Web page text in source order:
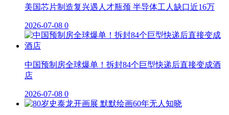
美国芯片制造复兴遇人才瓶颈 半导体工人缺口近16万
2026-07-08 0
中国预制房全球爆单！拆封84个巨型快递后直接变成酒
店
2026-07-08 0